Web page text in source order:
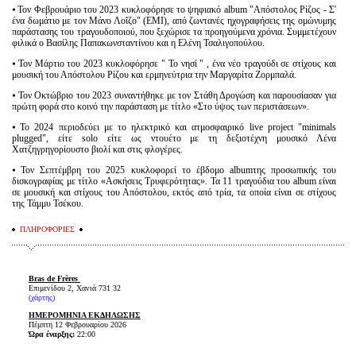
⦁ Τον Φεβρουάριο του 2023 κυκλοφόρησε το ψηφιακό album "Απόστολος Ρίζος - Σ'
ένα δωμάτιο με τον Μάνο Λοΐζο" (ΕΜΙ), από ζωντανές ηχογραφήσεις της ομώνυμης
παράστασης του τραγουδοποιού, που ξεχώρισε τα προηγούμενα χρόνια. Συμμετέχουν
φιλικά ο Βασίλης Παπακωνσταντίνου και η Ελένη Τσαλιγοπούλου.
⦁ Τον Μάρτιο του 2023 κυκλοφόρησε " To νησί " , ένα νέο τραγούδι σε στίχους και
μουσική του Απόστολου Ρίζου και ερμηνεύτρια την Μαργαρίτα Ζορμπαλά.
⦁ Τον Οκτώβριο του 2023 συναντήθηκε με τον Στάθη Δρογώση και παρουσίασαν για
πρώτη φορά στο κοινό την παράσταση με τίτλο «Στο ύψος των περιστάσεων».
⦁ Το 2024 περιοδεύει με το ηλεκτρικό και ατμοσφαιρικό live project "minimals
plugged", είτε solo είτε ως ντουέτο με τη δεξιοτέχνη μουσικό Λένα
Χατζηγρηγορίουστο βιολί και στις φλογέρες.
⦁ Τον Σεπτέμβρη του 2025 κυκλοφορεί το έβδομο albumτης προσωπικής του
δισκογραφίας με τίτλο «Ασκήσεις Τρυφερότητας». Τα 11 τραγούδια του album είναι
σε μουσική και στίχους του Απόστολου, εκτός από τρία, τα οποία είναι σε στίχους
της Τάμμυ Τσέκου.
ΠΛΗΡΟΦΟΡΙΕΣ
Bras de Frères
Επιμενίδου 2, Χανιά 731 32
(χάρτης)
ΗΜΕΡΟΜΗΝΙΑ ΕΚΔΗΛΩΣΗΣ
Πέμπτη 12 Φεβρουαρίου 2026
Ώρα έναρξης:22:00